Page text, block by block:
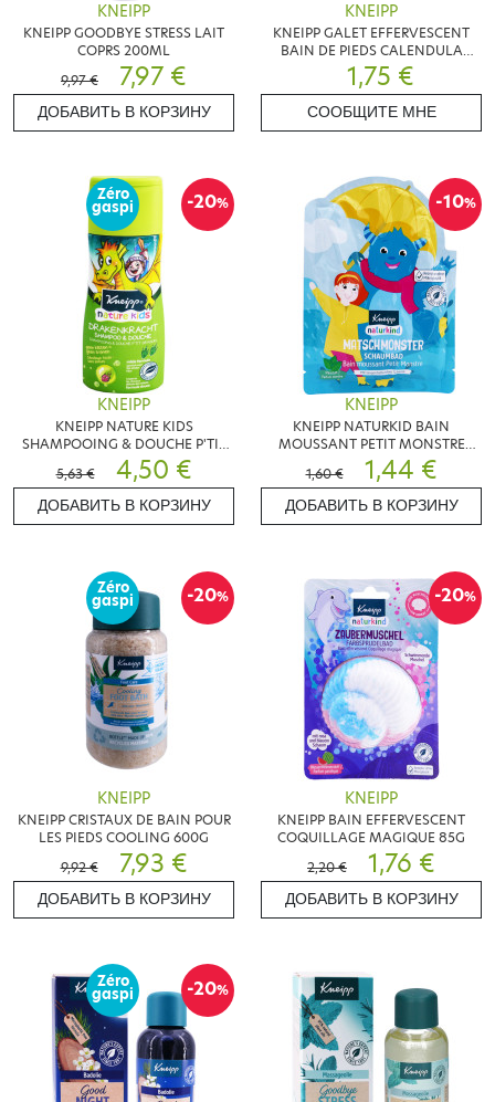
KNEIPP
KNEIPP GOODBYE STRESS LAIT
COPRS 200ML
9,97 €
7,97 €
ДОБАВИТЬ В КОРЗИНУ
KNEIPP
KNEIPP GALET EFFERVESCENT
BAIN DE PIEDS CALENDULA
ROMARIN 80G
1,75 €
СООБЩИТЕ МНЕ
-20%
Zéro
gaspi
KNEIPP
KNEIPP NATURE KIDS
SHAMPOOING & DOUCHE P'TIT
DRAGON 200ML
5,63 € 4,50 €
ДОБАВИТЬ В КОРЗИНУ
-10%
KNEIPP
KNEIPP NATURKID BAIN
MOUSSANT PETIT MONSTRE
MENTHE 40ML
1,60 € 1,44 €
ДОБАВИТЬ В КОРЗИНУ
-20%
Zéro
gaspi
KNEIPP
KNEIPP CRISTAUX DE BAIN POUR
LES PIEDS COOLING 600G
9,92 €
7,93 €
ДОБАВИТЬ В КОРЗИНУ
-20%
KNEIPP
KNEIPP BAIN EFFERVESCENT
COQUILLAGE MAGIQUE 85G
2,20 €
1,76 €
ДОБАВИТЬ В КОРЗИНУ
-20%
Zéro
gaspi